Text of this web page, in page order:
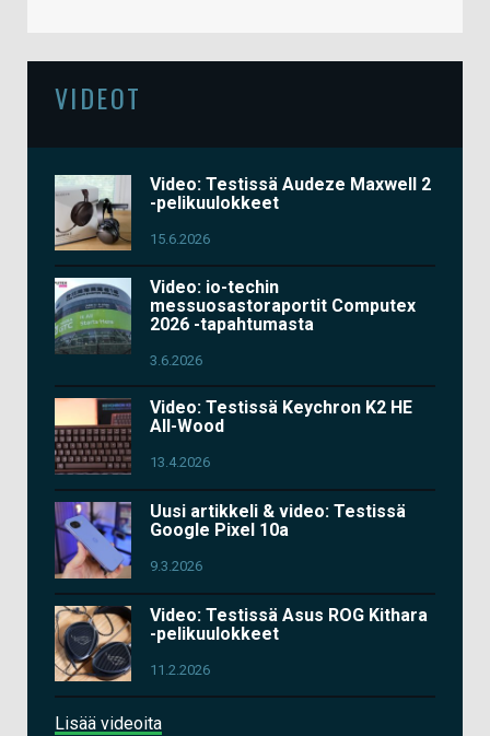
VIDEOT
Video: Testissä Audeze Maxwell 2
-pelikuulokkeet
15.6.2026
Video: io-techin
messuosastoraportit Computex
2026 -tapahtumasta
3.6.2026
Video: Testissä Keychron K2 HE
All-Wood
13.4.2026
Uusi artikkeli & video: Testissä
Google Pixel 10a
9.3.2026
Video: Testissä Asus ROG Kithara
-pelikuulokkeet
11.2.2026
Lisää videoita